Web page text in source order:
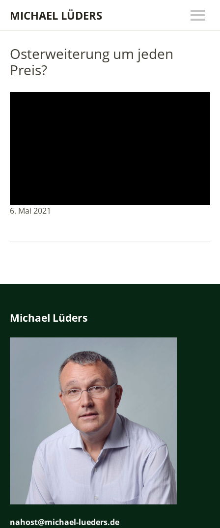
MICHAEL LÜDERS
Osterweiterung um jeden
Preis?
6. Mai 2021
Michael Lüders
nahost@michael-lueders.de